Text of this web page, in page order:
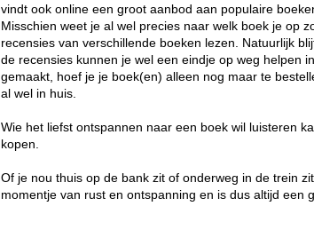
vindt ook online een groot aanbod aan populaire
Misschien weet je al wel precies naar welk boek je op
recensies van verschillende boeken lezen. Natuurlijk
de recensies kunnen je wel een eindje op weg helpen
gemaakt, hoef je je boek(en) alleen nog maar te
al wel in huis.
Wie het liefst ontspannen naar een boek wil luisteren
kopen.
Of je nou thuis op de bank zit of onderweg in de trein
momentje van rust en ontspanning en is dus altijd een